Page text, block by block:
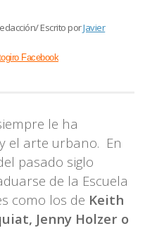
Escrito porJavier
Facebook
le ha
el arte urbano. En
pasado siglo
de la Escuela
como los de Keith
Jenny Holzer o